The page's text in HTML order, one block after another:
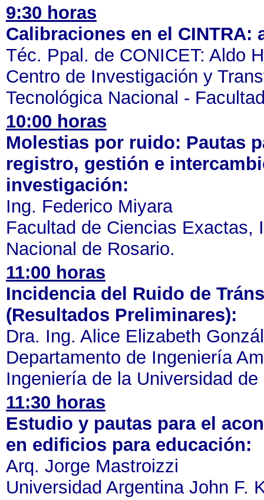
9:30 horas
Calibraciones en el
Téc. Ppal. de CONICET: Aldo
Centro de Investigación y
Tecnológica Nacional -
10:00 horas
Molestias por ruido: Pautas
registro, gestión e
investigación:
Ing. Federico Miyara
Facultad de Ciencias Exactas,
Nacional de Rosario.
11:00 horas
Incidencia del Ruido de
(Resultados Preliminares):
Dra. Ing. Alice Elizabeth
Departamento de Ingeniería
Ingeniería de la Universidad
11:30 horas
Estudio y pautas para el
en edificios para educación:
Arq. Jorge Mastroizzi
Universidad Argentina John F.